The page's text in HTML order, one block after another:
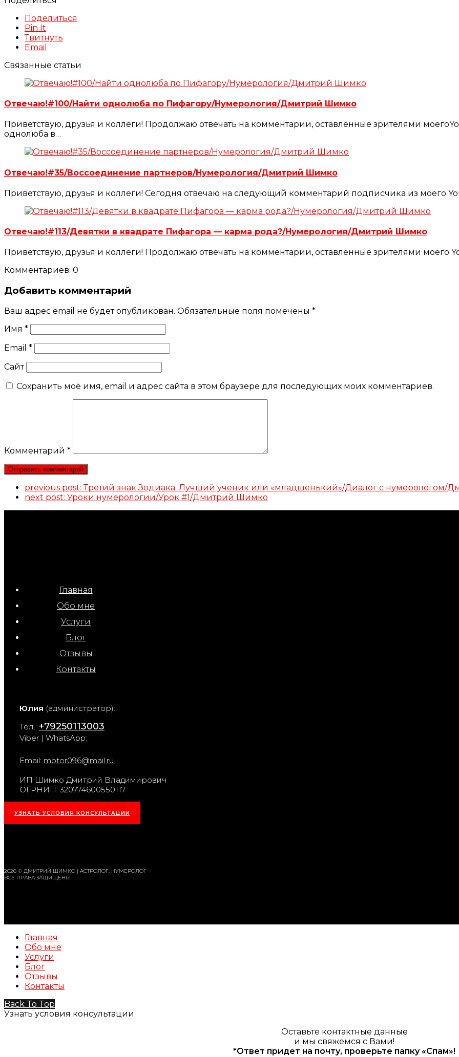
Поделиться
Pin It
Твитнуть
Email
Связанные статьи
Отвечаю!#100/Найти однолюба по Пифагору/Нумерология/Дмитрий Шимко
Приветствую, друзья и коллеги! Продолжаю отвечать на комментарии, оставленные зрителями
однолюба в…
Отвечаю!#35/Воссоединение партнеров/Нумерология/Дмитрий Шимко
Приветствую, друзья и коллеги! Сегодня отвечаю на следующий комментарий подписчика из моего
Отвечаю!#113/Девятки в квадрате Пифагора — карма рода?/Нумерология/Дмитрий Шимко
Приветствую, друзья и коллеги! Продолжаю отвечать на комментарии, оставленные зрителями моего
Комментариев: 0
Добавить комментарий
Ваш адрес email не будет опубликован. Обязательные поля помечены *
Имя *
Email *
Сайт
Сохранить моё имя, email и адрес сайта в этом браузере для последующих моих комментариев.
Комментарий *
previous post:Третий знак Зодиака. Лучший ученик или «младшенький»/Диалог с нумерологом/
next post: Уроки нумерологии/Урок #1/Дмитрий Шимко
Главная
Обо мне
Услуги
Блог
Отзывы
Контакты
Юлия (администратор):
Тел.: +79250113003
Viber | WhatsApp:
Email: motor096@mail.ru
ИП Шимко Дмитрий Владимирович
ОГРНИП: 320774600550117
УЗНАТЬ УСЛОВИЯ КОНСУЛЬТАЦИИ
2026 © ДМИТРИЙ ШИМКО | АСТРОЛОГ, НУМЕРОЛОГ
ВСЕ ПРАВА ЗАЩИЩЕНЫ
Главная
Обо мне
Услуги
Блог
Отзывы
Контакты
Back To Top
Узнать условия консультации
Оставьте контактные данные
и мы свяжемся с Вами!
*Ответ придет на почту, проверьте папку «Спам»!